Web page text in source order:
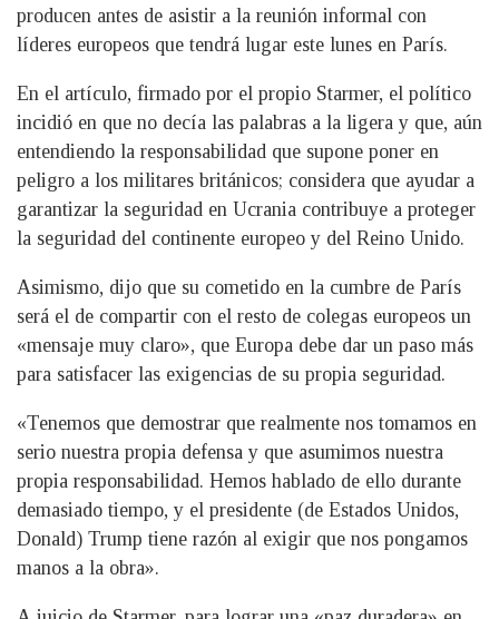
producen antes de asistir a la reunión informal con
líderes europeos que tendrá lugar este lunes en París.
En el artículo, firmado por el propio Starmer, el político
incidió en que no decía las palabras a la ligera y que, aún
entendiendo la responsabilidad que supone poner en
peligro a los militares británicos; considera que ayudar a
garantizar la seguridad en Ucrania contribuye a proteger
la seguridad del continente europeo y del Reino Unido.
Asimismo, dijo que su cometido en la cumbre de París
será el de compartir con el resto de colegas europeos un
«mensaje muy claro», que Europa debe dar un paso más
para satisfacer las exigencias de su propia seguridad.
«Tenemos que demostrar que realmente nos tomamos en
serio nuestra propia defensa y que asumimos nuestra
propia responsabilidad. Hemos hablado de ello durante
demasiado tiempo, y el presidente (de Estados Unidos,
Donald) Trump tiene razón al exigir que nos pongamos
manos a la obra».